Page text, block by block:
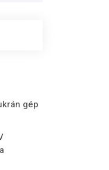
gép